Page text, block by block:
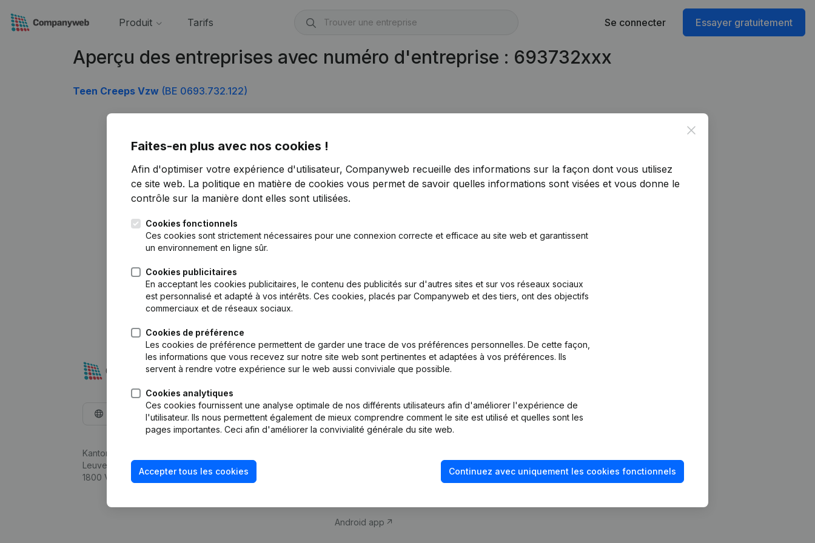
Produit Tarifs Se connecter Essayer gratuitement
Aperçu des entreprises avec numéro d'entreprise : 693732xxx
Teen Creeps Vzw (BE 0693.732.122)
Close
Faites-en plus avec nos cookies !
Afin d'optimiser votre expérience d'utilisateur, Companyweb recueille des informations sur la façon dont vous utilisez
ce site web. La politique en matière de cookies vous permet de savoir quelles informations sont visées et vous donne le
contrôle sur la manière dont elles sont utilisées.
Cookies fonctionnels
Ces cookies sont strictement nécessaires pour une connexion correcte et efficace au site web et garantissent
un environnement en ligne sûr.
Cookies publicitaires
En acceptant les cookies publicitaires, le contenu des publicités sur d'autres sites et sur vos réseaux sociaux
est personnalisé et adapté à vos intérêts. Ces cookies, placés par Companyweb et des tiers, ont des objectifs
commerciaux et de réseaux sociaux.
Cookies de préférence
Les cookies de préférence permettent de garder une trace de vos préférences personnelles. De cette façon,
les informations que vous recevez sur notre site web sont pertinentes et adaptées à vos préférences. Ils
servent à rendre votre expérience sur le web aussi conviviale que possible.
Cookies analytiques
Ces cookies fournissent une analyse optimale de nos différents utilisateurs afin d'améliorer l'expérience de
l'utilisateur. Ils nous permettent également de mieux comprendre comment le site est utilisé et quelles sont les
pages importantes. Ceci afin d'améliorer la convivialité générale du site web.
Accepter tous les cookies Continuez avec uniquement les cookies fonctionnels
Français
Kantorenpark Everest
Leuvensesteenweg 248D,
1800 Vilvoorde
Produit
d’entreprise
Monitoring
Android app
fraude
Consulter des comptes annuels
Vérification de la solvabilité